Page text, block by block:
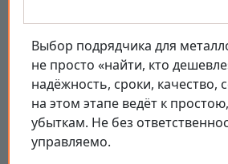
Выбор подрядчика для
не просто «найти, кто
надёжность, сроки, качество,
на этом этапе ведёт к
убыткам. Не без
управляемо.